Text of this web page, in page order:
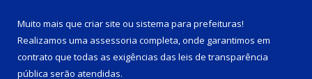
Muito mais que criar site ou sistema para prefeituras!
Realizamos uma assessoria completa, onde garantimos em
contrato que todas as exigências das leis de transparência
pública serão atendidas.